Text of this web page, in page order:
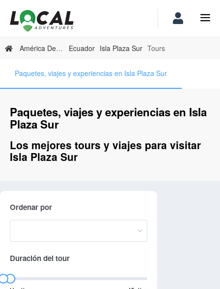
América Del Sur Ecuador Isla Plaza Sur Tours
Paquetes, viajes y experiencias en Isla Plaza Sur
Paquetes, viajes y experiencias en Isla
Plaza Sur
Los mejores tours y viajes para visitar
Isla Plaza Sur
Ordenar por
Duración del tour